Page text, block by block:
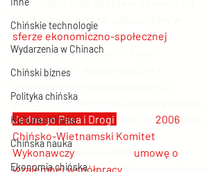
Chińskie technologie
Wydarzenia w Chinach
Chiński biznes
Polityka chińska
Kultura chińska
Chińska nauka
Ekonomia chińska
lat stanowią silnych sojuszników w
sferze ekonomiczno-społecznej
Ustanowione relacje chińsko-
wietnamskie - dyplomatyczne i
włączeniem Wietnamu w ramy projektu
Jednego Pasa i Drogi
2006
Chińsko-Wietnamski Komitet
Wykonawczy
umowę o
wzajemnej współpracy. Kolejno w latach